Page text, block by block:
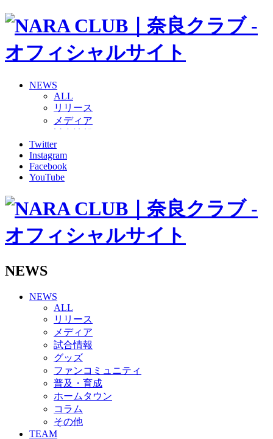
NEWS
ALL
リリース
メディア
グッズ
ファンコミュニティ
普及・育成
ホームタウン
その他
2026/27トップチーム
2026/27トップチームスタッフ
ボランティアチーム「volundeer」
ビクトリーロード
HOMEGAME
観戦ルール＆マナー
ホームゲーム運営管理規定
Jリーグ運営管理規定
写真・動画使用ガイドライン
ロートフィールド奈良
SCHEDULE
2026/27
練習見学時のファンサービスについて
TICKET
Twitter
Instagram
Facebook
YouTube
NEWS
NEWS
ALL
リリース
メディア
試合情報
グッズ
ファンコミュニティ
普及・育成
ホームタウン
コラム
その他
TEAM